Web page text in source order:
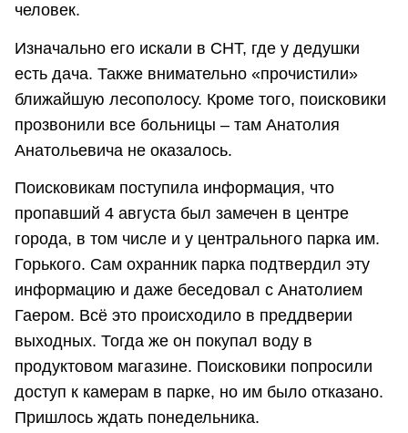
человек.
Изначально его искали в СНТ, где у дедушки
есть дача. Также внимательно «прочистили»
ближайшую лесополосу. Кроме того, поисковики
прозвонили все больницы – там Анатолия
Анатольевича не оказалось.
Поисковикам поступила информация, что
пропавший 4 августа был замечен в центре
города, в том числе и у центрального парка им.
Горького. Сам охранник парка подтвердил эту
информацию и даже беседовал с Анатолием
Гаером. Всё это происходило в преддверии
выходных. Тогда же он покупал воду в
продуктовом магазине. Поисковики попросили
доступ к камерам в парке, но им было отказано.
Пришлось ждать понедельника.